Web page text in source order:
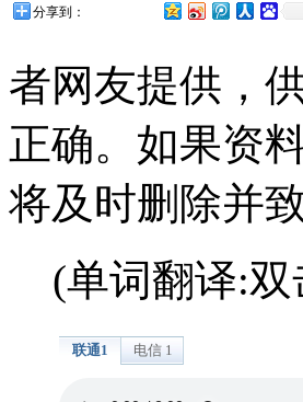
分享到：
者网友提供，
正确。如果资
将及时删除并
(单词翻译: